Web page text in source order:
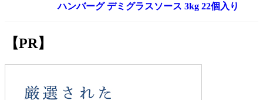
ハンバーグ デミグラスソース 3kg 22個入り
【PR】